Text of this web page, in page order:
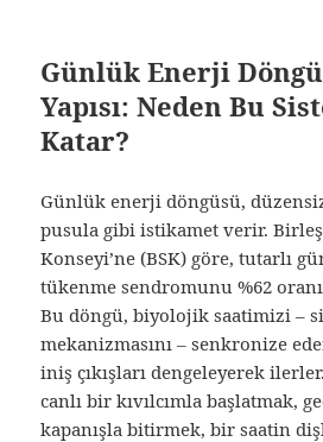
Günlük Enerji
Yapısı: Neden Bu
Katar?
Günlük enerji döngüsü,
pusula gibi istikamet verir.
Konseyi’ne (BSK) göre, tutarlı
tükenme sendromunu %62
Bu döngü, biyolojik saatimizi –
mekanizmasını – senkronize
iniş çıkışları dengeleyerek
canlı bir kıvılcımla başlatmak,
kapanışla bitirmek, bir saatin